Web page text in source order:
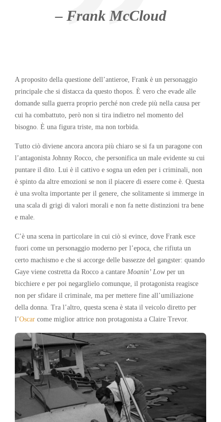
– Frank McCloud
A proposito della questione dell’antieroe, Frank è un personaggio
principale che si distacca da questo thopos. È vero che evade alle
domande sulla guerra proprio perché non crede più nella causa per
cui ha combattuto, però non si tira indietro nel momento del
bisogno. È una figura triste, ma non torbida.
Tutto ciò diviene ancora ancora più chiaro se si fa un paragone con
l’antagonista Johnny Rocco, che personifica un male evidente su cui
puntare il dito. Lui è il cattivo e sogna un eden per i criminali, non
è spinto da altre emozioni se non il piacere di essere come è. Questa
è una svolta importante per il genere, che solitamente si immerge in
una scala di grigi di valori morali e non fa nette distinzioni tra bene
e male.
C’è una scena in particolare in cui ciò si evince, dove Frank esce
fuori come un personaggio moderno per l’epoca, che rifiuta un
certo machismo e che si accorge delle bassezze del gangster: quando
Gaye viene costretta da Rocco a cantare Moanin’ Lowper un
bicchiere e per poi negarglielo comunque, il protagonista reagisce
non per sfidare il criminale, ma per mettere fine all’umiliazione
della donna. Tra l’altro, questa scena è stata il veicolo diretto per
l’Oscar come miglior attrice non protagonista a Claire Trevor.